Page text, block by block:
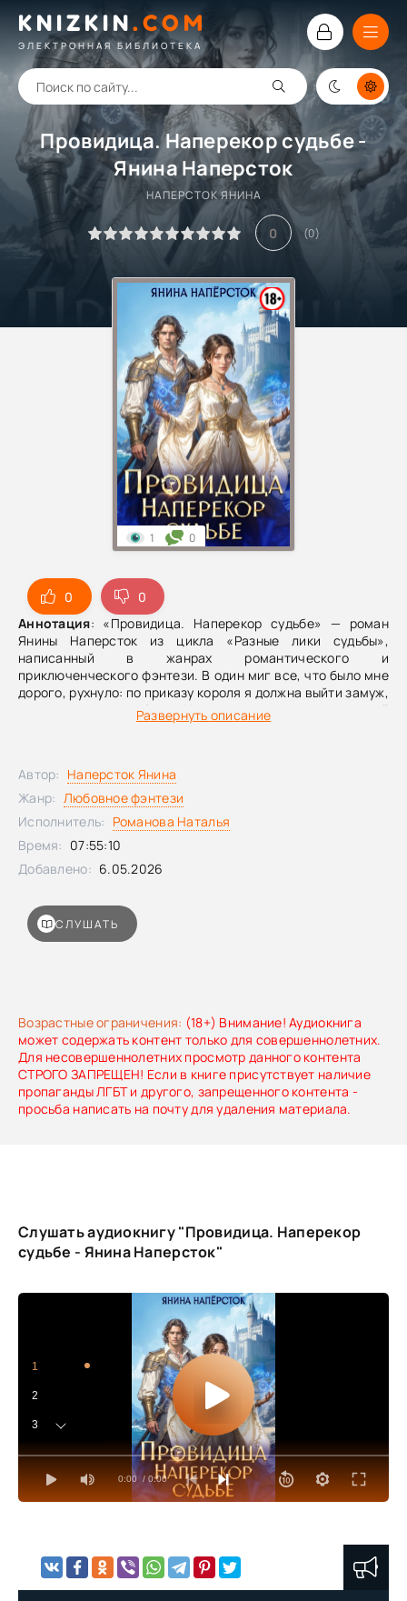
KNIZKIN.COM
ЭЛЕКТРОННАЯ БИБЛИОТЕКА
Провидица. Наперекор судьбе -
Янина Наперсток
НАПЕРСТОК ЯНИНА
0 (0)
0
0
Аннотация: «Провидица. Наперекор судьбе» — роман
Янины Наперсток из цикла «Разные лики судьбы»,
написанный в жанрах романтического и
приключенческого фэнтези. В один миг все, что было мне
дорого, рухнуло: по приказу короля я должна выйти замуж,
не имея права выбора. Не помогли ни сан верховной
жрицы, ни любовь к тому, кому я уже отдала сердце.
глазах любимого лишь холод и презрение. Но страшнее
всего другое: боги открыли мне пророчество, и в нем —
гибель всего мира. Смогу ли я отыскать дорогу,
способную изменить предначертанное? ВНИМАНИЕ!
СОДЕРЖИТ СЦЕНЫ РАСПИТИЯ СПИРТНЫХ НАПИТКОВ.
ЧРЕЗМЕРНОЕ УПОТРЕБЛЕНИЕ АЛКОГОЛЯ ВРЕДИТ ВАШЕМУ
Развернуть описание
Возрастные ограничения: (18+) Внимание! Аудиокнига
может содержать контент только для совершеннолетних.
Для несовершеннолетних просмотр данного контента
СТРОГО ЗАПРЕЩЕН! Если в книге присутствует наличие
пропаганды ЛГБТ и другого, запрещенного контента -
просьба написать на почту для удаления материала.
1 0
СЛУШАТЬ
Автор: Наперсток Янина
Жанр: Любовное фэнтези
Исполнитель: Романова Наталья
Время: 07:55:10
Добавлено: 6.05.2026
Слушать аудиокнигу "Провидица. Наперекор
судьбе - Янина Наперсток"
0:00 / 0:00
1
2
3
4